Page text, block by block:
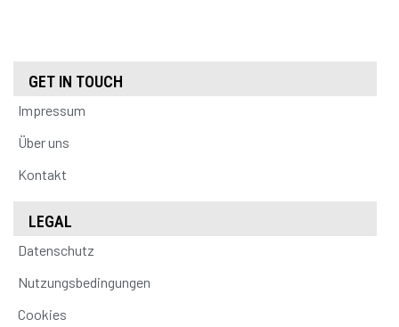
GET IN TOUCH
Impressum
Über uns
Kontakt
LEGAL
Datenschutz
Nutzungsbedingungen
Cookies